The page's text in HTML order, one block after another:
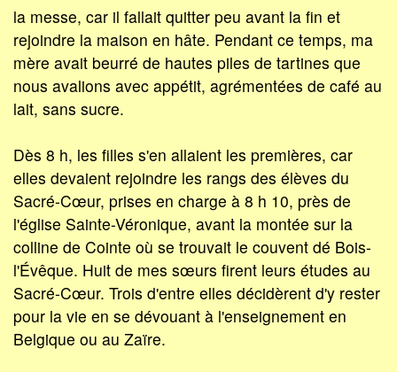
la messe, car il fallait quitter peu avant la fin et
rejoindre la maison en hâte. Pendant ce temps, ma
mère avait beurré de hautes piles de tartines que
nous avalions avec appétit, agrémentées de café au
lait, sans sucre.
Dès 8 h, les filles s'en allaient les premières, car
elles devaient rejoindre les rangs des élèves du
Sacré-Cœur, prises en charge à 8 h 10, près de
l'église Sainte-Véronique, avant la montée sur la
colline de Cointe où se trouvait le couvent dé Bois-
l'Évêque. Huit de mes sœurs firent leurs études au
Sacré-Cœur. Trois d'entre elles décidèrent d'y rester
pour la vie en se dévouant à l'enseignement en
Belgique ou au Zaïre.